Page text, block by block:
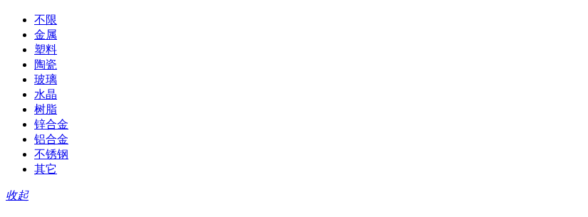
不限
金属
塑料
陶瓷
玻璃
水晶
树脂
锌合金
铝合金
不锈钢
其它
收起